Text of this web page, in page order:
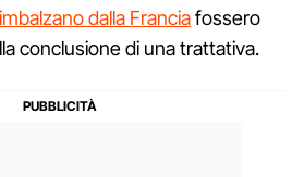
dalla Franciafossero
conclusione di una trattativa.